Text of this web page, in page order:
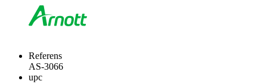
Referens
AS-3066
upc